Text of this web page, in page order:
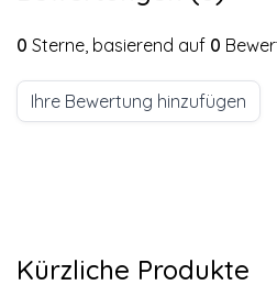
0 Sterne, basierend auf 0
Ihre Bewertung hinzufügen
Kürzliche Produkte